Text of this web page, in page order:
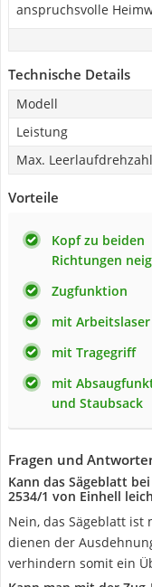
anspruchsvolle
Technische Details
Modell
Leistung
Max. Leerlaufdrehzahl
Vorteile
Kopf zu beiden
Richtungen
Zugfunktion
mit Arbeitslaser
mit Tragegriff
mit
und Staubsack
Fragen und
Kann das Sägeblatt
2534/1 von Einhell
Nein, das Sägeblatt ist
dienen der
verhindern somit ein